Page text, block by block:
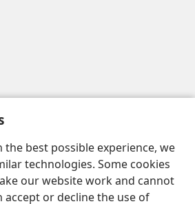
the best possible experience, we
technologies. Some cookies
our website work and cannot
accept or decline the use of
ar Líne